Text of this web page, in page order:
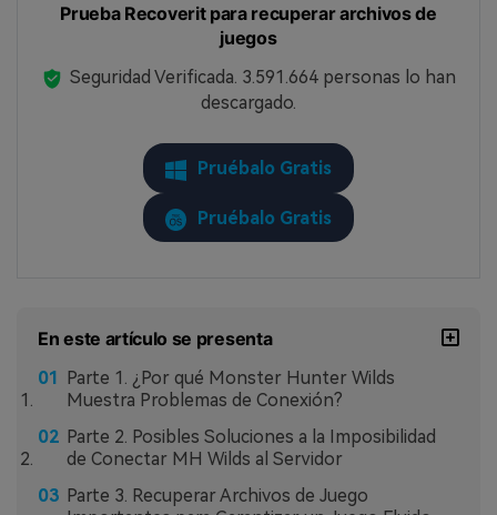
Prueba Recoverit para recuperar archivos de
juegos
Seguridad Verificada. 3.591.664 personas lo han
descargado.
Pruébalo Gratis
Pruébalo Gratis
En este artículo se presenta
Parte 1. ¿Por qué Monster Hunter Wilds
Muestra Problemas de Conexión?
Parte 2. Posibles Soluciones a la Imposibilidad
de Conectar MH Wilds al Servidor
Parte 3. Recuperar Archivos de Juego